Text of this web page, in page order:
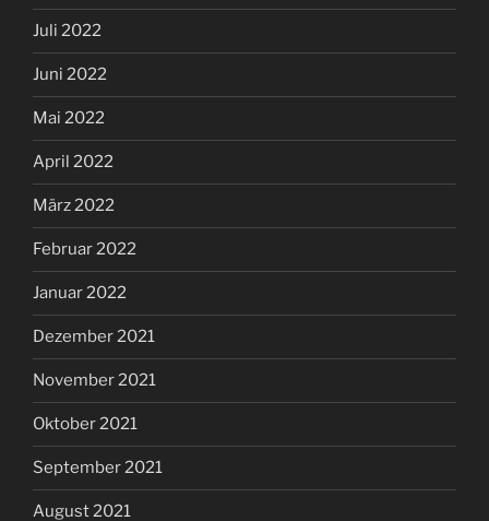
Juli 2022
Juni 2022
Mai 2022
April 2022
März 2022
Februar 2022
Januar 2022
Dezember 2021
November 2021
Oktober 2021
September 2021
August 2021